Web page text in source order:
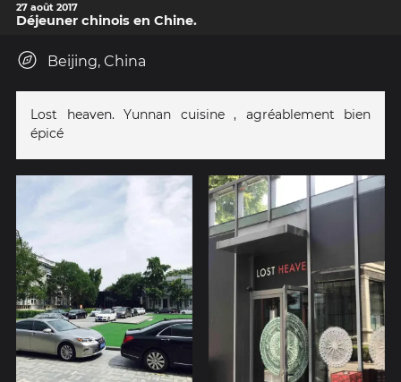
27 août 2017
Déjeuner chinois en Chine.
Beijing, China
Lost heaven. Yunnan cuisine , agréablement bien
épicé